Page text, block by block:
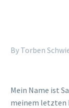
By Torben
Mein Name ist
meinem letzten